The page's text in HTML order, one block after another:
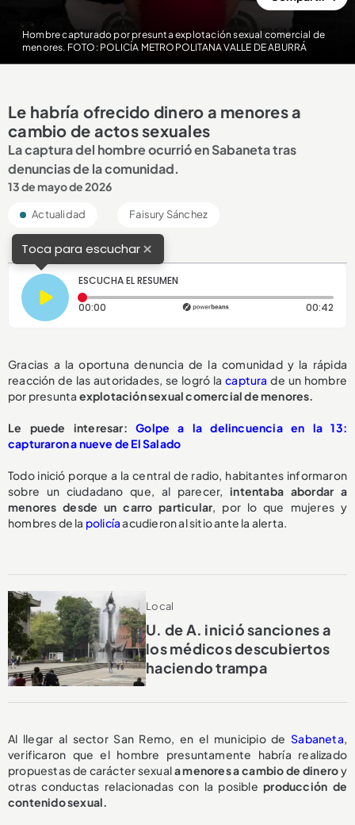
Hombre capturado por presunta explotación sexual comercial de
menores. FOTO: POLICÍA METROPOLITANA VALLE DE ABURRÁ
Le habría ofrecido dinero a menores a
cambio de actos sexuales
La captura del hombre ocurrió en Sabaneta tras
denuncias de la comunidad.
13 de mayo de 2026
Actualidad Faisury Sánchez
Toca para escuchar×
ESCUCHA EL RESUMEN
00:00 Tiempo transcurrido: 0 segundos 00:42
Gracias a la oportuna denuncia de la comunidad y la rápida
reacción de las autoridades, se logró lacaptura de un hombre
por presunta explotación sexual comercial de menores.
Le puede interesar:Golpe a la delincuencia en la 13:
capturaron a nueve de El Salado
Todo inició porque a la central de radio, habitantes informaron
sobre un ciudadano que, al parecer,intentaba abordar a
menores desde un carro particular, por lo que mujeres y
hombres de la policíaacudieron al sitio ante la alerta.
Local
U. de A. inició sanciones a
los médicos descubiertos
haciendo trampa
Al llegar al sector San Remo, en el municipio deSabaneta,
verificaron que el hombre presuntamente habría realizado
propuestas de carácter sexuala menores a cambio de dineroy
otras conductas relacionadas con la posibleproducción de
contenido sexual.